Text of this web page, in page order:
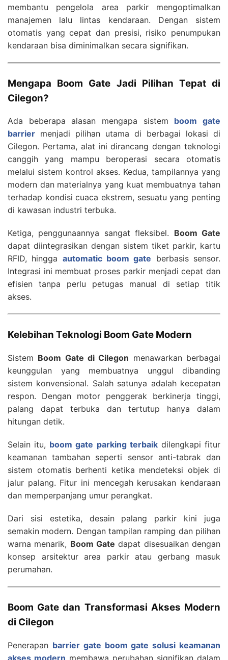
membantu pengelola area parkir mengoptimalkan
manajemen lalu lintas kendaraan. Dengan sistem
otomatis yang cepat dan presisi, risiko penumpukan
kendaraan bisa diminimalkan secara signifikan.
Mengapa Boom Gate Jadi Pilihan Tepat di
Cilegon?
Ada beberapa alasan mengapa sistem boom gate
barrier menjadi pilihan utama di berbagai lokasi di
Cilegon. Pertama, alat ini dirancang dengan teknologi
canggih yang mampu beroperasi secara otomatis
melalui sistem kontrol akses. Kedua, tampilannya yang
modern dan materialnya yang kuat membuatnya tahan
terhadap kondisi cuaca ekstrem, sesuatu yang penting
di kawasan industri terbuka.
Ketiga, penggunaannya sangat fleksibel. Boom Gate
dapat diintegrasikan dengan sistem tiket parkir, kartu
RFID, hingga automatic boom gate berbasis sensor.
Integrasi ini membuat proses parkir menjadi cepat dan
efisien tanpa perlu petugas manual di setiap titik
akses.
Kelebihan Teknologi Boom Gate Modern
Sistem Boom Gate di Cilegon menawarkan berbagai
keunggulan yang membuatnya unggul dibanding
sistem konvensional. Salah satunya adalah kecepatan
respon. Dengan motor penggerak berkinerja tinggi,
palang dapat terbuka dan tertutup hanya dalam
hitungan detik.
Selain itu, boom gate parking terbaikdilengkapi fitur
keamanan tambahan seperti sensor anti-tabrak dan
sistem otomatis berhenti ketika mendeteksi objek di
jalur palang. Fitur ini mencegah kerusakan kendaraan
dan memperpanjang umur perangkat.
Dari sisi estetika, desain palang parkir kini juga
semakin modern. Dengan tampilan ramping dan pilihan
warna menarik, Boom Gate dapat disesuaikan dengan
konsep arsitektur area parkir atau gerbang masuk
perumahan.
Boom Gate dan Transformasi Akses Modern
di Cilegon
Penerapan barrier gate boom gate solusi keamanan
akses modern membawa perubahan signifikan dalam